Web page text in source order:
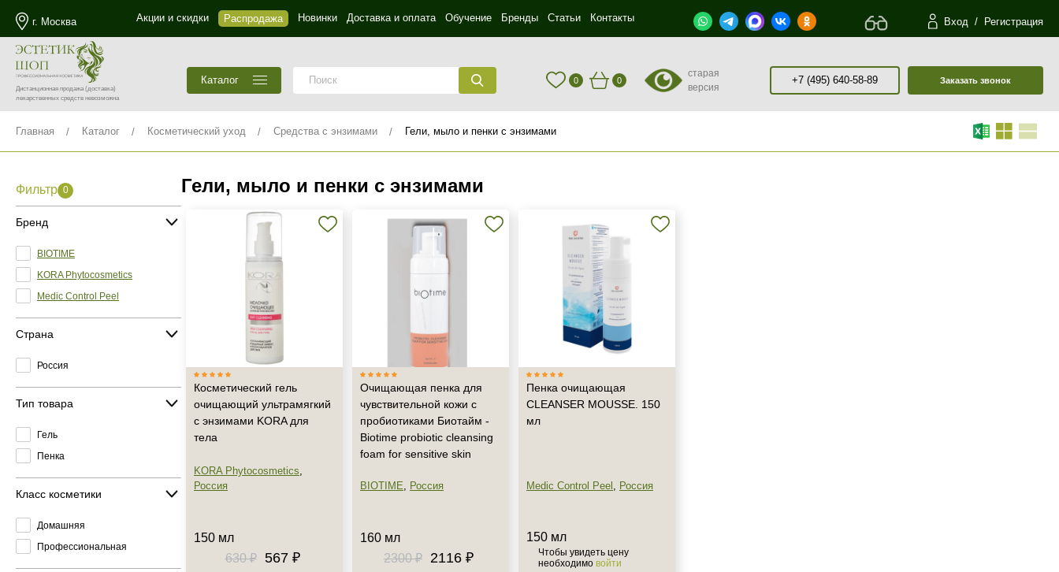
г. Москва Акции и скидки Распродажа Новинки Доставка и оплата Обучение Бренды Статьи Контакты Вход / Регистрация
Дистанционная продажа(доставка)
лекарственных средств невозможна
Каталог 0 0
старая
версия
+7 (495) 640-58-89 Заказать звонок
Главная Каталог Косметический уход Средства с энзимами Гели, мыло и пенки с энзимами
Фильтр 0
Бренд
BIOTIME
KORA Phytocosmetics
Medic Control Peel
Страна
Россия
Тип товара
Гель
Пенка
Класс косметики
Домашняя
Профессиональная
Гели, мыло и пенки с энзимами
Косметический гель
очищающий ультрамягкий
с энзимами KORA для
тела
KORA Phytocosmetics,
Россия
150 мл
630 ₽
567 ₽
Очищающая пенка для
чувствительной кожи с
пробиотиками Биотайм -
Biotime probiotic cleansing
foam for sensitive skin
BIOTIME, Россия
160 мл
2300 ₽
2116 ₽
Пенка очищающая
CLEANSER MOUSSE. 150
мл
Medic Control Peel , Россия
150 мл
Чтобы увидеть цену
необходимо войти